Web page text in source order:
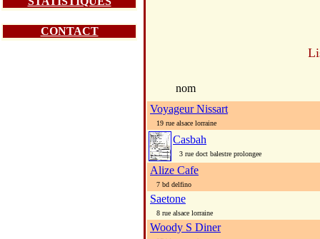
CONTACT
nom
Voyageur Nissart
19 rue alsace lorraine
Casbah
3 rue doct balestre prolongee
Alize Cafe
7 bd delfino
Saetone
8 rue alsace lorraine
Woody S Diner